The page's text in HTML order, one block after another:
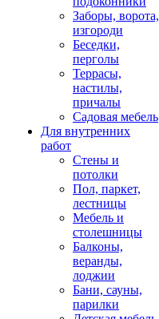
Заборы, ворота,
изгороди
Беседки,
перголы
Террасы,
настилы,
причалы
Садовая мебель
Для внутренних
работ
Стены и
потолки
Пол, паркет,
лестницы
Мебель и
столешницы
Балконы,
веранды,
лоджии
Бани, сауны,
парилки